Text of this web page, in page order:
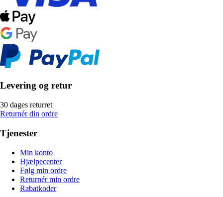
Levering og retur
30 dages returret
Returnér din ordre
Tjenester
Min konto
Hjælpecenter
Følg min ordre
Returnér min ordre
Rabatkoder